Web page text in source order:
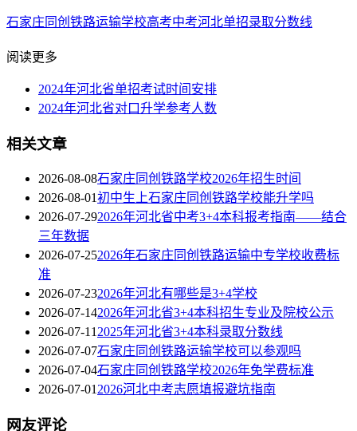
石家庄同创铁路运输学校高考中考河北单招录取分数线
阅读更多
2024年河北省单招考试时间安排
2024年河北省对口升学参考人数
相关文章
2026-08-08石家庄同创铁路学校2026年招生时间
2026-08-01初中生上石家庄同创铁路学校能升学吗
2026-07-292026年河北省中考3+4本科报考指南——结合
三年数据
2026-07-252026年石家庄同创铁路运输中专学校收费标
准
2026-07-232026年河北有哪些是3+4学校
2026-07-142026年河北省3+4本科招生专业及院校公示
2026-07-11 2025年河北省3+4本科录取分数线
2026-07-07石家庄同创铁路运输学校可以参观吗
2026-07-04石家庄同创铁路学校2026年免学费标准
2026-07-01 2026河北中考志愿填报避坑指南
网友评论